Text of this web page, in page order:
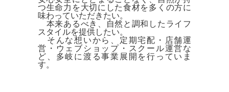
つ生命力を大切にした食材を多くの方に
味わっていただきたい。
本来あるべき、自然と調和したライフ
スタイルを提供したい。
そんな想いから、定期宅配・店舗運
営・ウェブショップ・スクール運営な
ど、多岐に渡る事業展開を行っていま
す。